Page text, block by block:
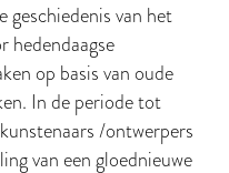
geschiedenis van het
hedendaagse
op basis van oude
In de periode tot
/ontwerpers
van een gloednieuwe